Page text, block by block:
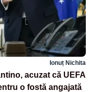
Ionuț Nichita
acuzat că UEFA
o fostă angajată